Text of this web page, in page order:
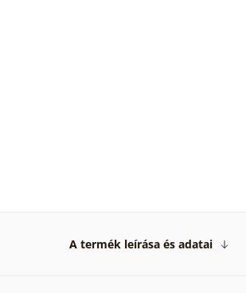
A termék leírása és adatai